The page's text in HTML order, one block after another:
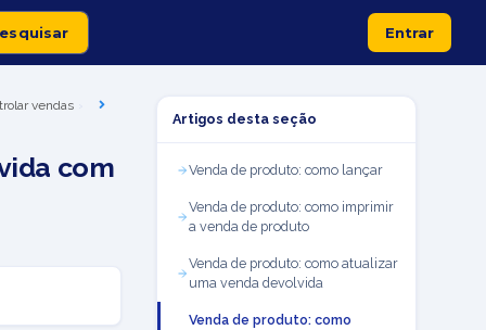
Entrar
vendas
com
Artigos desta seção
Venda de produto: como lançar
Venda de produto: como imprimir
a venda de produto
Venda de produto: como atualizar
uma venda devolvida
Venda de produto: como